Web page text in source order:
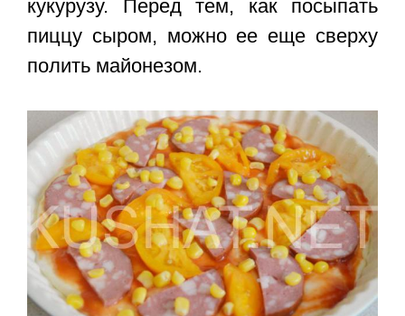
кукурузу. Перед тем, как посыпать
пиццу сыром, можно ее еще сверху
полить майонезом.